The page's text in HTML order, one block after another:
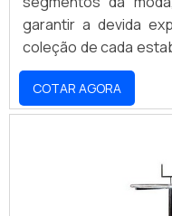
garantir a devida
coleção de cada
Contudo, é
contem com
vantajosas para o
mesmo na parte de
INFORMAÇÕES
primeiro critério a
COTAR AGORA